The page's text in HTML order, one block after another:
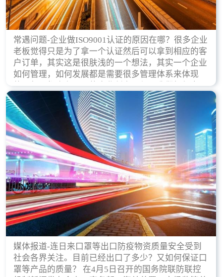
常遇问题-企业做ISO9001认证的原因在哪？很多企业
老板觉得只是为了拿一个认证然后可以拿到相应的客
户订单，其实这是很肤浅的一个想法，其实一个企业
如何管理，如何发展都是需要很多管理体系来体现
的，每天都会有不同的企业创立，但是我们如何去证
实一个企业的合法，有质量保证了？这就是ISO9001
认证体现价值的时候，那么键锋小编就来细说下企业
做ISO9001认证的根本原因。
媒体报道-连日来口罩等出口防疫物资质量安全受到
社会各界关注。目前已经出口了多少？又如何保证口
罩等产品的质量？ 在4月5日召开的国务院联防联控